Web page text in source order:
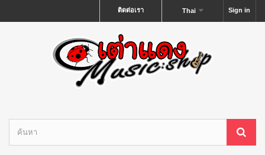
Sign in
Thai
ติดต่อเรา